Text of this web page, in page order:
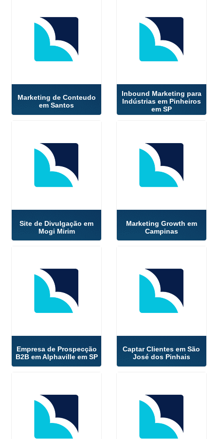
Marketing de Conteudo
em Santos
Inbound Marketing para
Indústrias em Pinheiros
em SP
Site de Divulgação em
Mogi Mirim
Marketing Growth em
Campinas
Empresa de Prospecção
B2B em Alphaville em SP
Captar Clientes em São
José dos Pinhais